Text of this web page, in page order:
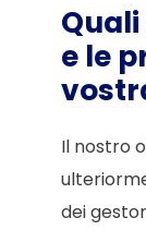
e le
Il nostro
dei